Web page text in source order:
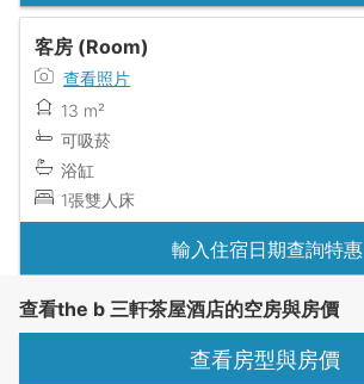
客房 (Room)
查看照片
13 m²
可吸菸
浴缸
1張雙人床
輸入住宿日期查詢特惠
查看the b 三軒茶屋酒店的空房與房價
查看房型與房價